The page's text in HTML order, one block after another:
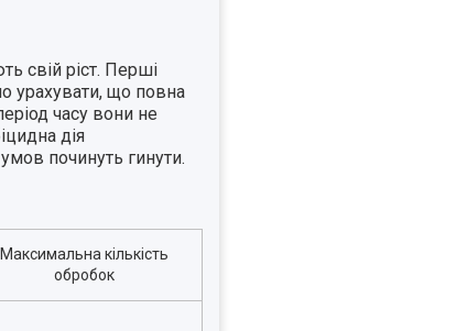
свій ріст. Перші
урахувати, що повна
часу вони не
дія
починуть гинути.
Максимальна кількість
обробок